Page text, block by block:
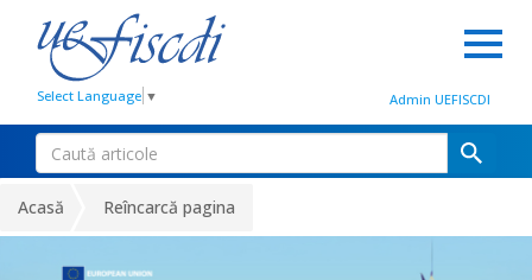
Select Language ▼ Admin UEFISCDI
Acasă Reîncarcă pagina